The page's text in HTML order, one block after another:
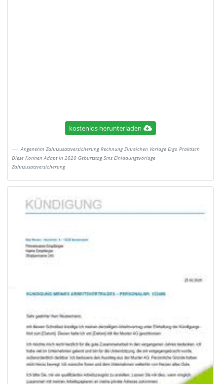
kostenlos herunterladen
Angenehm Zahnzusatzversicherung Rechnung Einreichen Vorlage Ergo Praktisch
Diese Konnen Adapt In 2020 Geburtstag Sms Einladungsvorlage
Zahnzusatzversicherung